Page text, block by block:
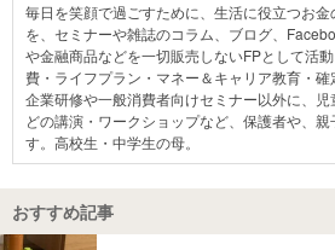
毎日を笑顔で過ごすために、生活に役立つお
を、セミナーや雑誌のコラム、ブログ、
や金融商品などを一切販売しないFPとして活
費・ライフプラン・マネー＆キャリア教育・確
企業研修や一般消費者向けセミナー以外に、
どの講演・ワークショップなど、保護者や、
す。高校生・中学生の母。
おすすめ記事